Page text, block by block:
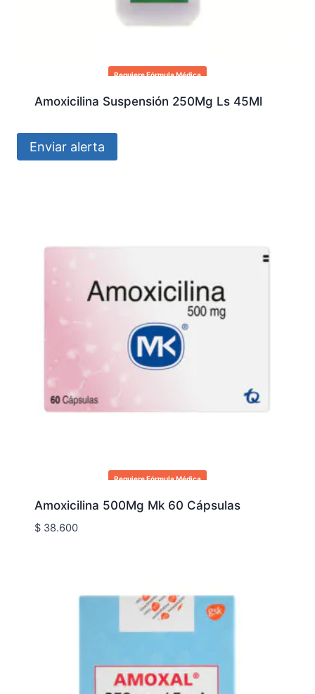
Requiere Fórmula Médica
Amoxicilina Suspensión 250Mg Ls 45Ml
Enviar alerta
Requiere Fórmula Médica
Amoxicilina 500Mg Mk 60 Cápsulas
$38.600